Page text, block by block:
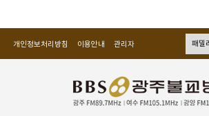
개인정보처리방침 이용안내 관리자